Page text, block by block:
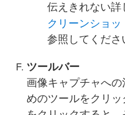
伝えきれない詳
クリーンショ
参照してくださ
ツールバー
画像キャプチャへ
めのツールをクリ